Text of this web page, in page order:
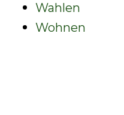
Wahlen
Wohnen